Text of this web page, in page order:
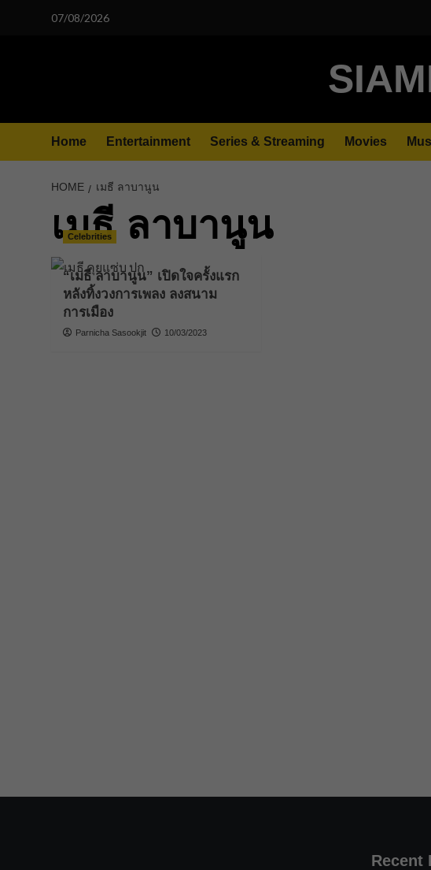
07/08/2026
Home Entertainment Series & Streaming Movies
HOME เมธี ลาบานูน
เมธี ลาบานูน
Celebrities
“เมธี ลาบานูน” เปิดใจครั้งแรก
หลังทิ้งวงการเพลง ลงสนาม
การเมือง
Parnicha Sasookjit 10/03/2023
Recent